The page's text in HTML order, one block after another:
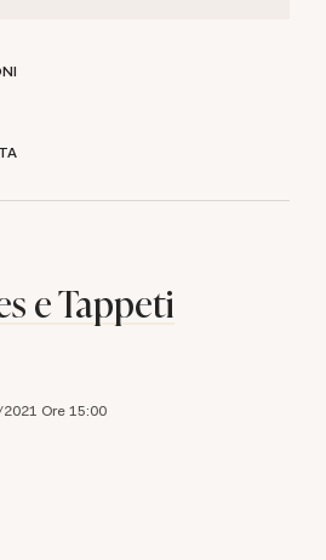
e Tappeti
Ore 15:00